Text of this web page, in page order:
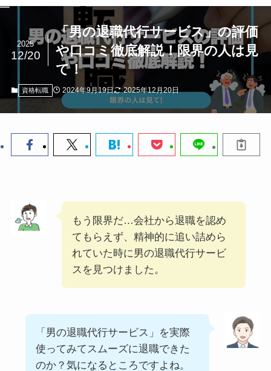
「男の退職代行サービス」の評価
や口コミ徹底解説！限界の人は見
て！
2025
12/20
資格転職 2024年9月19日 2025年12月20日
もう限界だ…会社から退職を認め
てもらえず、精神的に追い詰めら
れていた時に男の退職代行サービ
スを見つけました。
「男の退職代行サービス」を実際
使ってみてスムーズに退職できた
のか？気になるところですよね。